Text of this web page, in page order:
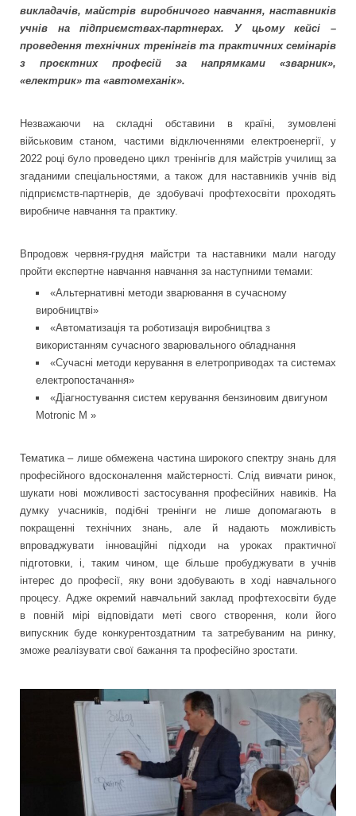
викладачів, майстрів виробничого навчання, наставників
учнів на підприємствах-партнерах. У цьому кейсі –
проведення технічних тренінгів та практичних семінарів
з проєктних професій за напрямками «зварник»,
«електрик» та «автомеханік».
Незважаючи на складні обставини в країні, зумовлені
військовим станом, частими відключеннями електроенергії, у
2022 році було проведено цикл тренінгів для майстрів училищ за
згаданими спеціальностями, а також для наставників учнів від
підприємств-партнерів, де здобувачі профтехосвіти проходять
виробниче навчання та практику.
Впродовж червня-грудня майстри та наставники мали нагоду
пройти експертне навчання навчання за наступними темами:
«Альтернативні методи зварювання в сучасному
виробництві»
«Автоматизація та роботизація виробництва з
використанням сучасного зварювального обладнання
«Сучасні методи керування в елетроприводах та системах
електропостачання»
«Діагностування систем керування бензиновим двигуном
Motronic M »
Тематика – лише обмежена частина широкого спектру знань для
професійного вдосконалення майстерності. Слід вивчати ринок,
шукати нові можливості застосування професійних навиків. На
думку учасників, подібні тренінги не лише допомагають в
покращенні технічних знань, але й надають можливість
впроваджувати інноваційні підходи на уроках практичної
підготовки, і, таким чином, ще більше пробуджувати в учнів
інтерес до професії, яку вони здобувають в ході навчального
процесу. Адже окремий навчальний заклад профтехосвіти буде
в повній мірі відповідати меті свого створення, коли його
випускник буде конкурентоздатним та затребуваним на ринку,
зможе реалізувати свої бажання та професійно зростати.